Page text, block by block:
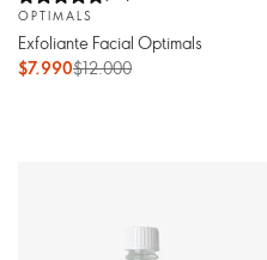
OPTIMALS
Exfoliante Facial Optimals
$7.990$12.000